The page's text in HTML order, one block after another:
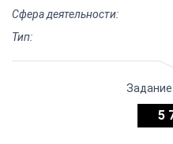
Сфера деятельности:
Тип:
5